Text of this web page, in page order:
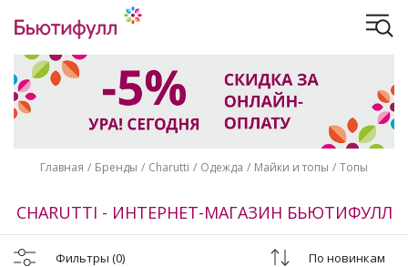
Главная Бренды Charutti Одежда Майки и топы Топы
CHARUTTI - ИНТЕРНЕТ-МАГАЗИН БЬЮТИФУЛЛ
Фильтры (0) По новинкам